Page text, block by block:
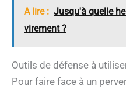
A lire : Jusqu'à quelle
virement ?
Outils de défense à
Pour faire face à un